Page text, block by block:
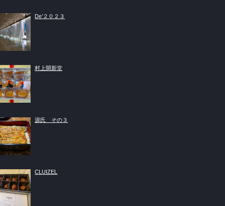
De’２０２３
村上開新堂
源氏 その３
CLUIZEL